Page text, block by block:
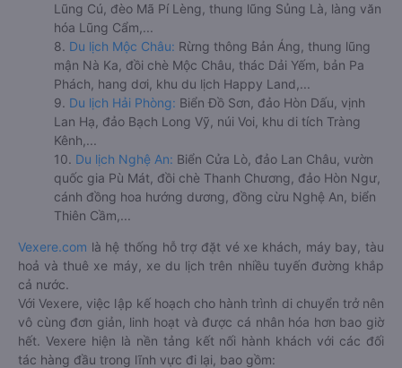
Lũng Cú, đèo Mã Pí Lèng, thung lũng Sủng Là, làng văn
hóa Lũng Cẩm,...
8. Du lịch Mộc Châu: Rừng thông Bản Áng, thung lũng
mận Nà Ka, đồi chè Mộc Châu, thác Dải Yếm, bản Pa
Phách, hang dơi, khu du lịch Happy Land,...
9. Du lịch Hải Phòng: Biển Đồ Sơn, đảo Hòn Dấu, vịnh
Lan Hạ, đảo Bạch Long Vỹ, núi Voi, khu di tích Tràng
Kênh,...
10. Du lịch Nghệ An: Biển Cửa Lò, đảo Lan Châu, vườn
quốc gia Pù Mát, đồi chè Thanh Chương, đảo Hòn Ngư,
cánh đồng hoa hướng dương, đồng cừu Nghệ An, biển
Thiên Cầm,...
Vexere.com là hệ thống hỗ trợ đặt vé xe khách, máy bay, tàu
hoả và thuê xe máy, xe du lịch trên nhiều tuyến đường khắp
cả nước.
Với Vexere, việc lập kế hoạch cho hành trình di chuyển trở nên
vô cùng đơn giản, linh hoạt và được cá nhân hóa hơn bao giờ
hết. Vexere hiện là nền tảng kết nối hành khách với các đối
tác hàng đầu trong lĩnh vực đi lại, bao gồm: